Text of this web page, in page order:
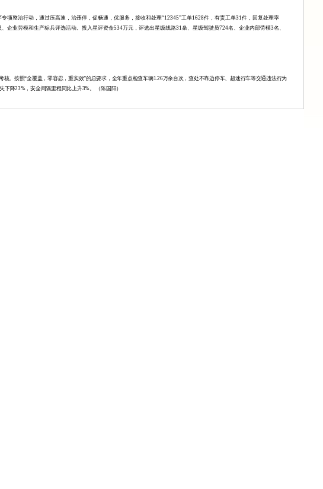
项整治行动，通过压高速，治违停，促畅通，优服务，接收和处理“12345”工单1628件，有责工单31件，回复处理率
企业劳模和生产标兵评选活动。投入星评资金534万元，评选出星级线路31条、星级驾驶员724名、企业内部劳模3名、
核。按照“全覆盖，零容忍，重实效”的总要求，全年重点检查车辆1.26万余台次，查处不靠边停车、超速行车等交通违法行为
下降23%，安全间隔里程同比上升3%。 （陈国阳）